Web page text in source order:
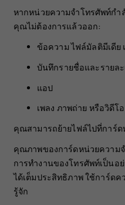
หากหน่วยความจำโทรศัพท์กำ
คุณไม่ต้องการแล้วออก:
ข้อความ ไฟล์มัลติมีเดีย
บันทึกรายชื่อและรายละ
แอป
เพลง ภาพถ่าย หรือวิดีโอ
คุณสามารถย้ายไฟล์ไปที่การ์
คุณภาพของการ์ดหน่วยความ
การทำงานของโทรศัพท์เป็นอ
ได้เต็มประสิทธิภาพ ใช้การ์ดค
รู้จัก